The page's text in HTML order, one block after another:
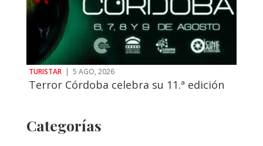
TURISTAR | 5 AGO, 2026
Terror Córdoba celebra su 11.ª edición
Categorías